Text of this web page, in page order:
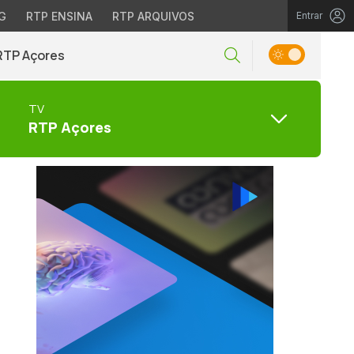
RTP ENSINA RTP ARQUIVOS Entrar
Açores
TV
RTP Açores